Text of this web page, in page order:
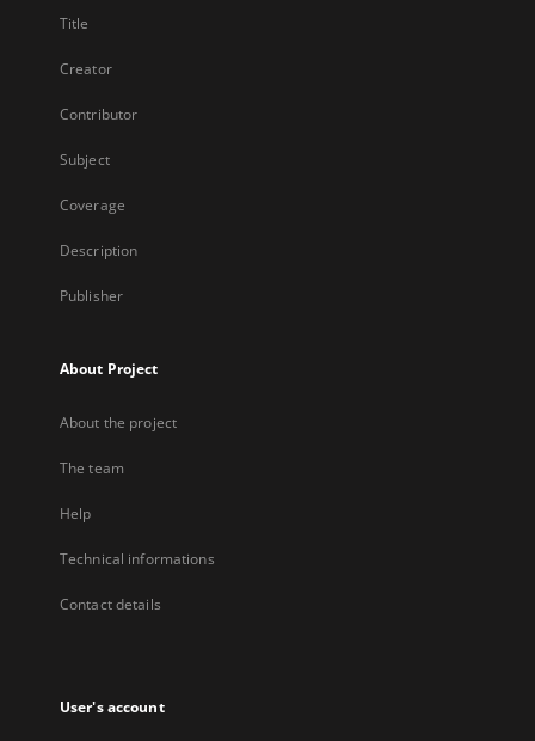
Title
Creator
Contributor
Subject
Coverage
Description
Publisher
About Project
About the project
The team
Help
Technical informations
Contact details
User's account